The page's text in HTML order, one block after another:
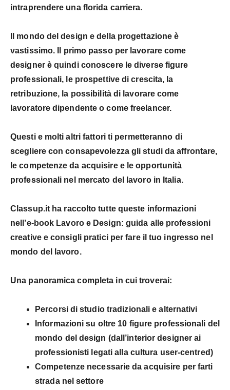
intraprendere una florida carriera.
Il mondo del design e della progettazione è
vastissimo. Il primo passo per lavorare come
designer è quindi conoscere le diverse figure
professionali, le prospettive di crescita, la
retribuzione, la possibilità di lavorare come
lavoratore dipendente o come freelancer.
Questi e molti altri fattori ti permetteranno di
scegliere con consapevolezza gli studi da affrontare,
le competenze da acquisire e le opportunità
professionali nel mercato del lavoro in Italia.
Classup.it ha raccolto tutte queste informazioni
nell’e-book Lavoro e Design: guida alle professioni
creative e consigli pratici per fare il tuo ingresso nel
mondo del lavoro.
Una panoramica completa in cui troverai:
Percorsi di studiotradizionali e alternativi
Informazioni su oltre 10 figure professionali del
mondo del design (dall’interior designer ai
professionisti legati alla cultura user-centred)
Competenze necessarie da acquisire per farti
strada nel settore